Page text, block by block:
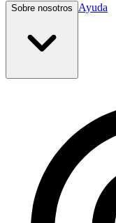
Sobre nosotros Ayuda